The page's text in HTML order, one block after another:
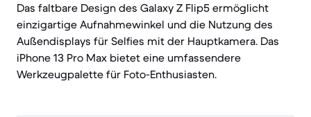
Das faltbare Design des Galaxy Z Flip5 ermöglicht
einzigartige Aufnahmewinkel und die Nutzung des
Außendisplays für Selfies mit der Hauptkamera. Das
iPhone 13 Pro Max bietet eine umfassendere
Werkzeugpalette für Foto-Enthusiasten.